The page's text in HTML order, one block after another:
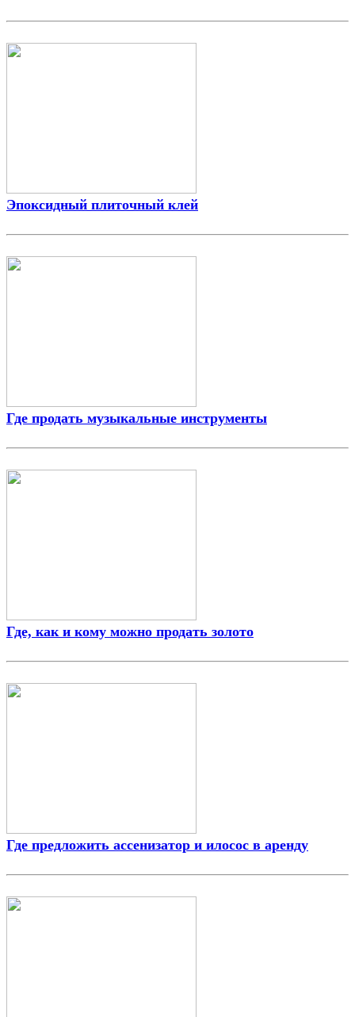
Эпоксидный плиточный клей
Где продать музыкальные инструменты
Где, как и кому можно продать золото
Где предложить ассенизатор и илосос в аренду